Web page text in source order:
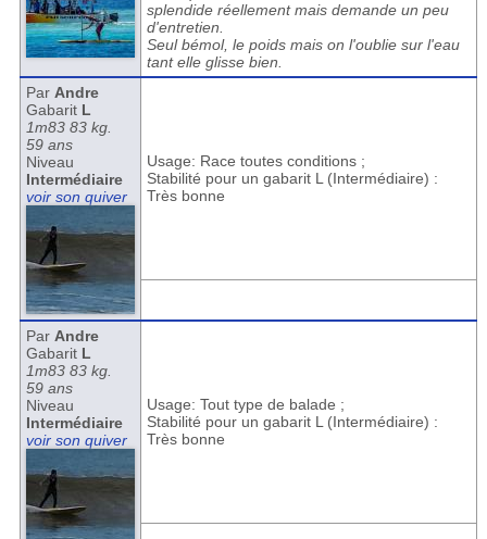
splendide réellement mais demande un peu
d'entretien.
Seul bémol, le poids mais on l'oublie sur l'eau
tant elle glisse bien.
Par Andre
Gabarit L
1m83 83 kg.
59 ans
Niveau
Intermédiaire
voir son quiver
Usage: Race toutes conditions ;
Stabilité pour un gabarit L (Intermédiaire) :
Très bonne
Par Andre
Gabarit L
1m83 83 kg.
59 ans
Niveau
Intermédiaire
voir son quiver
Usage: Tout type de balade ;
Stabilité pour un gabarit L (Intermédiaire) :
Très bonne